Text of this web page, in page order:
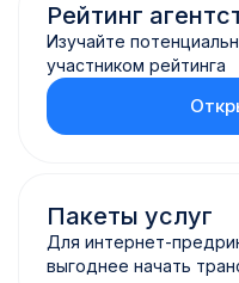
Рейтинг
Изучайте
участником рейтинга
Пакеты услуг
Для интернет-
выгоднее начать